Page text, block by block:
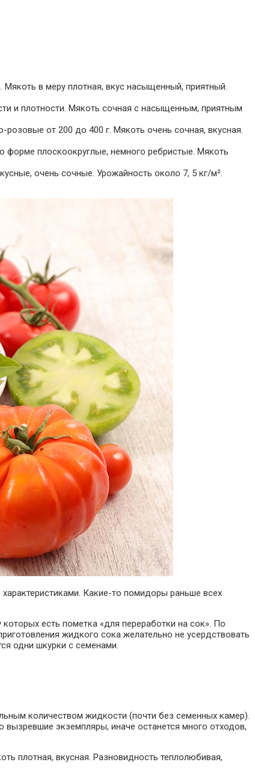
в меру плотная, вкус насыщенный, приятный.
и плотности. Мякоть сочная с насыщенным, приятным
от 200 до 400 г. Мякоть очень сочная, вкусная.
плоскоокруглые, немного ребристые. Мякоть
очень сочные. Урожайность около 7, 5 кг/м².
Какие-то помидоры раньше всех
есть пометка «для переработки на сок». По
жидкого сока желательно не усердствовать
одни шкурки с семенами.
количеством жидкости (почти без семенных камер).
экземпляры, иначе останется много отходов,
плотная, вкусная. Разновидность теплолюбивая,